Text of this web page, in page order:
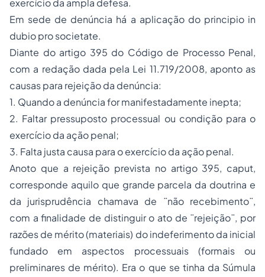
exercício da ampla defesa.
Em sede de denúncia há a aplicação do principio in
dubio pro societate.
Diante do artigo 395 do Código de Processo Penal,
com a redação dada pela Lei 11.719/2008, aponto as
causas para rejeição da denúncia:
1. Quando a denúncia for manifestadamente inepta;
2. Faltar pressuposto processual ou condição para o
exercício da ação penal;
3. Falta justa causa para o exercício da ação penal.
Anoto que a rejeição prevista no artigo 395, caput,
corresponde aquilo que grande parcela da doutrina e
da jurisprudência chamava de ¨não recebimento¨,
com a finalidade de distinguir o ato de ¨rejeição¨, por
razões de mérito (materiais) do indeferimento da inicial
fundado em aspectos processuais (formais ou
preliminares de mérito). Era o que se tinha da Súmula